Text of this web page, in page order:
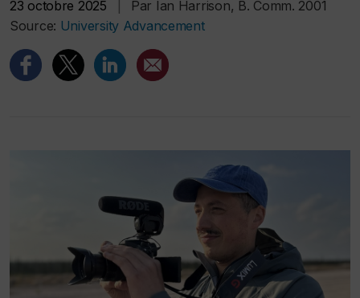
23 octobre 2025
Par Ian Harrison, B. Comm. 2001
Source: University Advancement